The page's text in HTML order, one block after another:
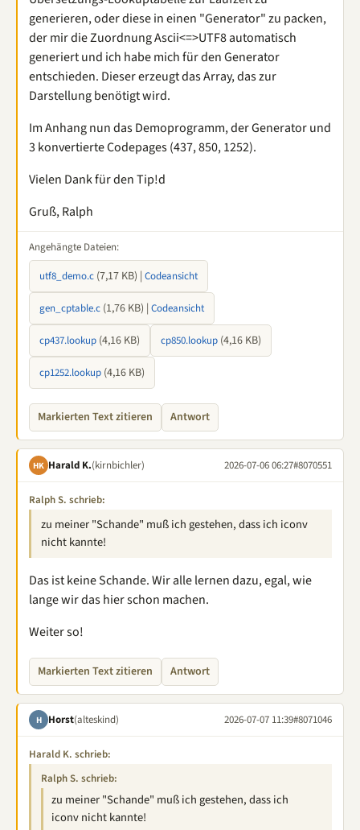
generieren, oder diese in einen "Generator" zu packen,
der mir die Zuordnung Ascii<=>UTF8 automatisch
generiert und ich habe mich für den Generator
entschieden. Dieser erzeugt das Array, das zur
Darstellung benötigt wird.
Im Anhang nun das Demoprogramm, der Generator und
3 konvertierte Codepages (437, 850, 1252).
Vielen Dank für den Tip!d
Gruß, Ralph
Angehängte Dateien:
utf8_demo.c (7,17 KB) | Codeansicht
gen_cptable.c (1,76 KB) | Codeansicht
cp437.lookup (4,16 KB) cp850.lookup (4,16 KB)
cp1252.lookup (4,16 KB)
Markierten Text zitieren Antwort
HK Harald K.(kirnbichler) 2026-07-06 06:27#8070551
Ralph S. schrieb:
zu meiner "Schande" muß ich gestehen, dass ich iconv
nicht kannte!
Das ist keine Schande. Wir alle lernen dazu, egal, wie
lange wir das hier schon machen.
Weiter so!
Markierten Text zitieren Antwort
H Horst(alteskind) 2026-07-07 11:39#8071046
Harald K. schrieb:
Ralph S. schrieb:
zu meiner "Schande" muß ich gestehen, dass ich
iconv nicht kannte!